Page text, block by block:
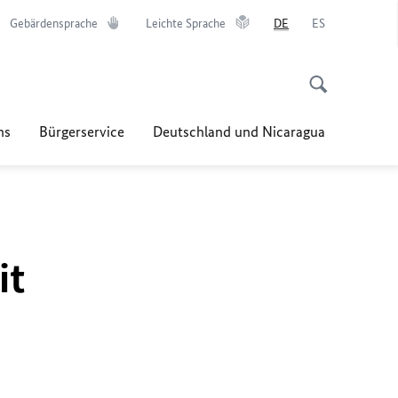
Gebärdensprache Leichte Sprache DE ES
Bürgerservice Deutschland und Nicaragua